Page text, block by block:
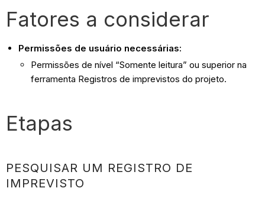
Fatores a considerar
Permissões de usuário necessárias:
Permissões de nível “Somente leitura” ou superior na
ferramenta Registros de imprevistos do projeto.
Etapas
PESQUISAR UM REGISTRO DE
IMPREVISTO